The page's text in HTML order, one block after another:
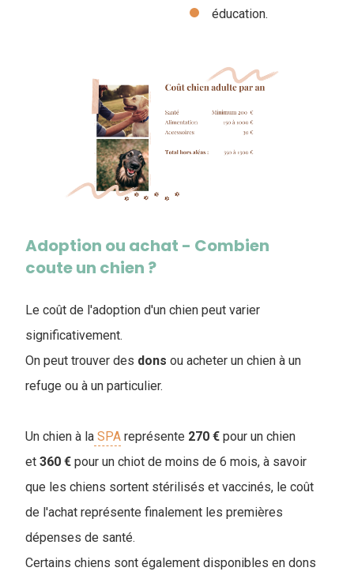
éducation.
Adoption ou achat - Combien
coute un chien ?
Le coût de l'adoption d'un chien peut varier
significativement.
On peut trouver des dons ou acheter un chien à un
refuge ou à un particulier.
Un chien à la SPA représente 270 € pour un chien
et 360 € pour un chiot de moins de 6 mois, à savoir
que les chiens sortent stérilisés et vaccinés, le coût
de l'achat représente finalement les premières
dépenses de santé.
Certains chiens sont également disponibles en dons